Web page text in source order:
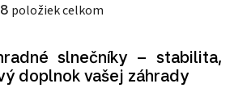
Ovládacie prvky výpisu
položiek celkom
slnečníky – stabilita,
doplnok vašej záhrady